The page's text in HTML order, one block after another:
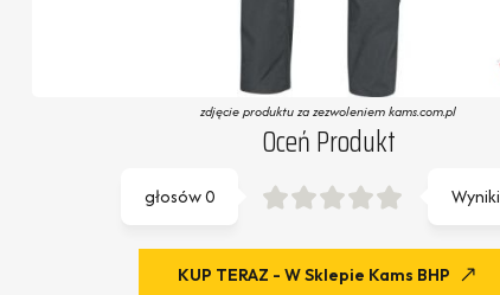
zdjęcie produktu za zezwoleniem kams.com.pl
Oceń Produkt
Wyniki
głosów0
KUP TERAZ - W Sklepie Kams BHP